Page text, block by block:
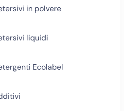
in polvere
liquidi
Ecolabel